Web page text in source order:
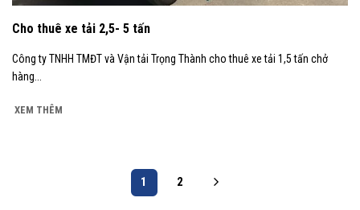
Cho thuê xe tải 2,5- 5 tấn
Công ty TNHH TMĐT và Vận tải Trọng Thành cho thuê xe tải 1,5 tấn chở
hàng...
XEM THÊM
1 2